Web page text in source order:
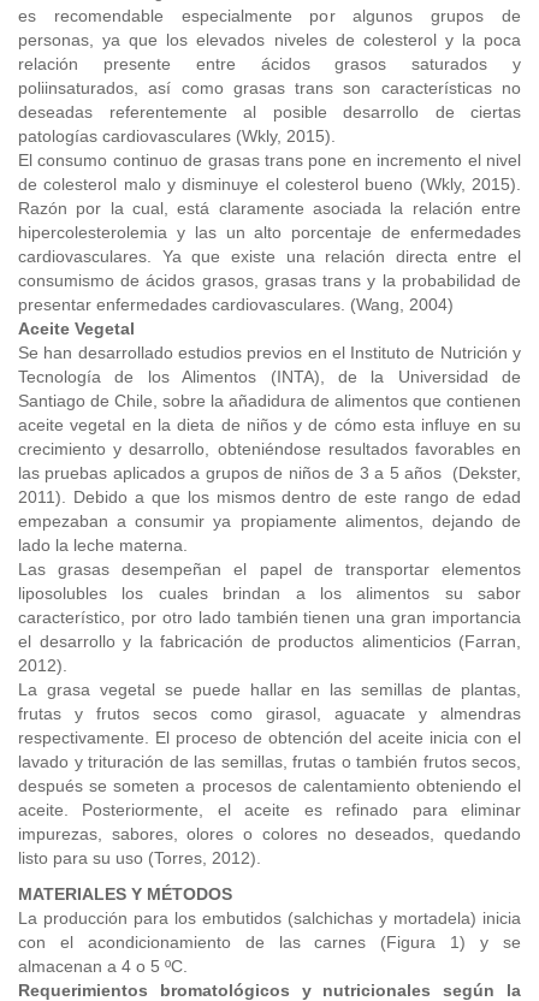
es recomendable especialmente por algunos grupos de
personas, ya que los elevados niveles de colesterol y la poca
relación presente entre ácidos grasos saturados y
poliinsaturados, así como grasas trans son características no
deseadas referentemente al posible desarrollo de ciertas
patologías cardiovasculares (Wkly, 2015).
El consumo continuo de grasas trans pone en incremento el nivel
de colesterol malo y disminuye el colesterol bueno (Wkly, 2015).
Razón por la cual, está claramente asociada la relación entre
hipercolesterolemia y las un alto porcentaje de enfermedades
cardiovasculares. Ya que existe una relación directa entre el
consumismo de ácidos grasos, grasas trans y la probabilidad de
presentar enfermedades cardiovasculares. (Wang, 2004)
Aceite Vegetal
Se han desarrollado estudios previos en el Instituto de Nutrición y
Tecnología de los Alimentos (INTA), de la Universidad de
Santiago de Chile, sobre la añadidura de alimentos que contienen
aceite vegetal en la dieta de niños y de cómo esta influye en su
crecimiento y desarrollo, obteniéndose resultados favorables en
las pruebas aplicados a grupos de niños de 3 a 5 años (Dekster,
2011). Debido a que los mismos dentro de este rango de edad
empezaban a consumir ya propiamente alimentos, dejando de
lado la leche materna.
Las grasas desempeñan el papel de transportar elementos
liposolubles los cuales brindan a los alimentos su sabor
característico, por otro lado también tienen una gran importancia
el desarrollo y la fabricación de productos alimenticios (Farran,
2012).
La grasa vegetal se puede hallar en las semillas de plantas,
frutas y frutos secos como girasol, aguacate y almendras
respectivamente. El proceso de obtención del aceite inicia con el
lavado y trituración de las semillas, frutas o también frutos secos,
después se someten a procesos de calentamiento obteniendo el
aceite. Posteriormente, el aceite es refinado para eliminar
impurezas, sabores, olores o colores no deseados, quedando
listo para su uso (Torres, 2012).
MATERIALES Y MÉTODOS
La producción para los embutidos (salchichas y mortadela) inicia
con el acondicionamiento de las carnes (Figura 1) y se
almacenan a 4 o 5 ºC.
Requerimientos bromatológicos y nutricionales según la